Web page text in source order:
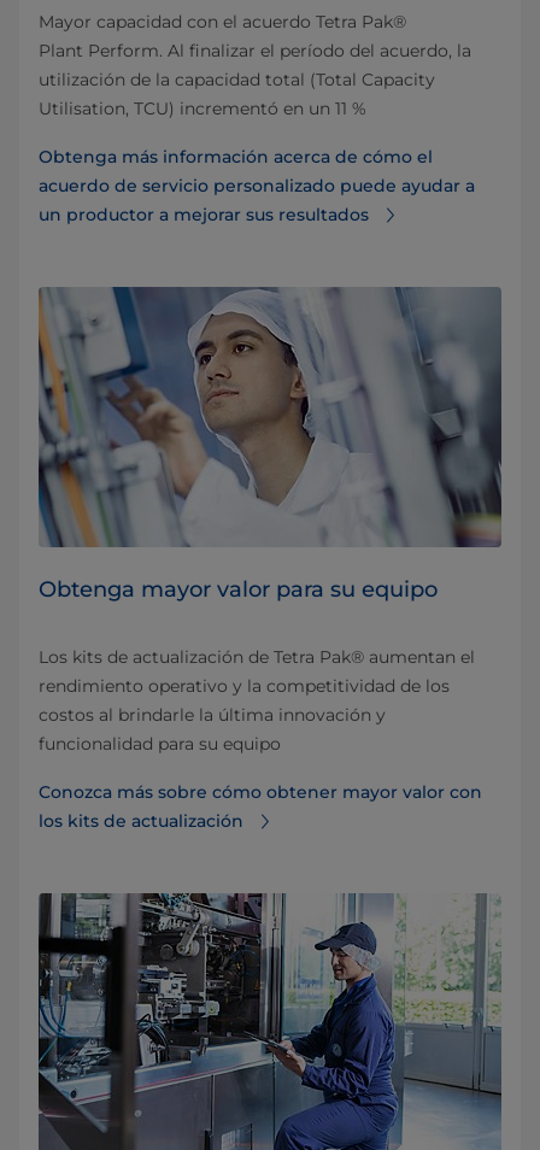
Mayor capacidad con el acuerdo Tetra Pak®
Plant Perform. Al finalizar el período del acuerdo, la
utilización de la capacidad total (Total Capacity
Utilisation, TCU) incrementó en un 11 %
Obtenga más información acerca de cómo el
acuerdo de servicio personalizado puede ayudar a
un productor a mejorar sus resultados
Obtenga mayor valor para su equipo
Los kits de actualización de Tetra Pak® aumentan el
rendimiento operativo y la competitividad de los
costos al brindarle la última innovación y
funcionalidad para su equipo
Conozca más sobre cómo obtener mayor valor con
los kits de actualización